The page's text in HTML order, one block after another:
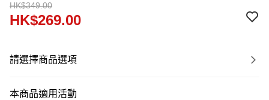
HK$349.00
HK$269.00
請選擇商品選項
本商品適用活動